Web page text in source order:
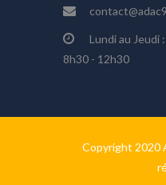
Lundi au Jeudi
8h30 - 12h30
Copyright 2020